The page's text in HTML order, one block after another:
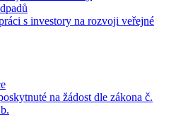
s investory na rozvoji veřejné
na žádost dle zákona č.